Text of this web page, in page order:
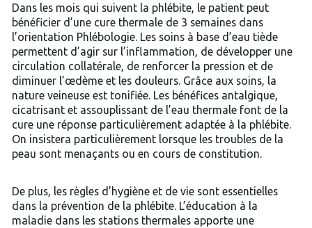
Dans les mois qui suivent la phlébite, le patient peut
bénéficier d’une cure thermale de 3 semaines dans
l’orientation Phlébologie. Les soins à base d’eau tiède
permettent d’agir sur l’inflammation, de développer une
circulation collatérale, de renforcer la pression et de
diminuer l’œdème et les douleurs. Grâce aux soins, la
nature veineuse est tonifiée. Les bénéfices antalgique,
cicatrisant et assouplissant de l’eau thermale font de la
cure une réponse particulièrement adaptée à la phlébite.
On insistera particulièrement lorsque les troubles de la
peau sont menaçants ou en cours de constitution.
De plus, les règles d’hygiène et de vie sont essentielles
dans la prévention de la phlébite. L’éducation à la
maladie dans les stations thermales apporte une